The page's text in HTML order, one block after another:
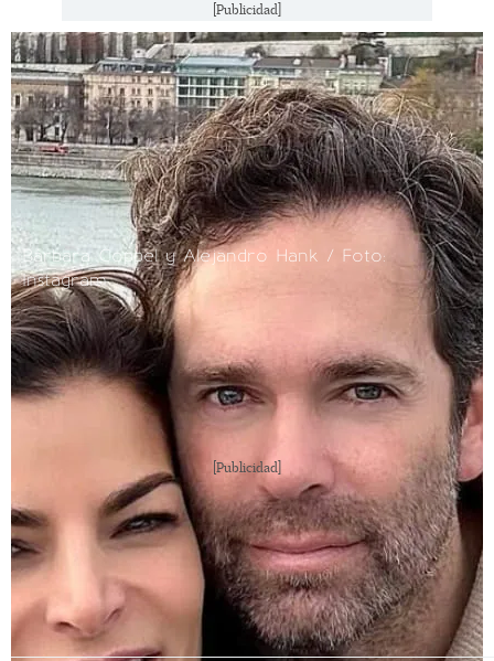
[Publicidad]
Bárbara Coppel y Alejandro Hank / Foto:
Instagram
[Publicidad]